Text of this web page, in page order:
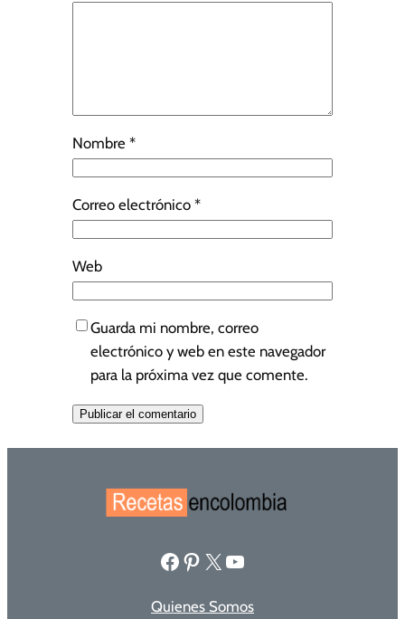
Nombre *
Correo electrónico *
Web
Guarda mi nombre, correo
electrónico y web en este navegador
para la próxima vez que comente.
Facebook Pinterest X YouTube
Quienes Somos